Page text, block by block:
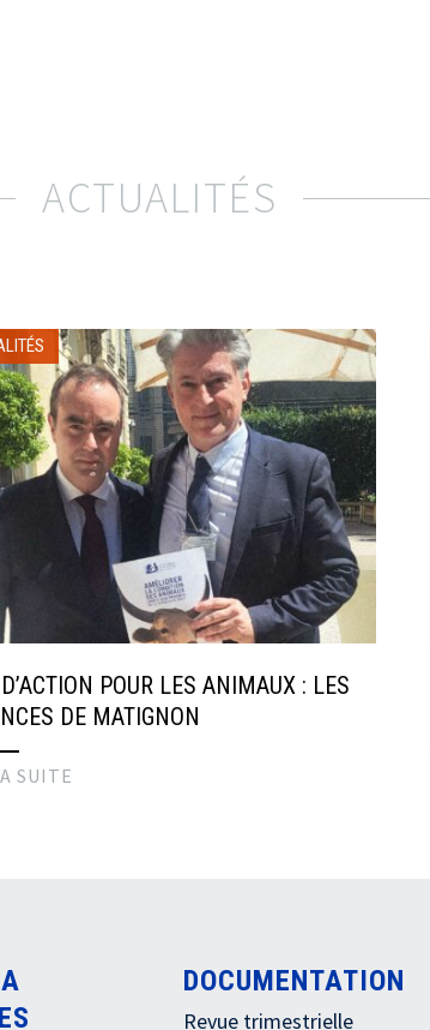
ACTUALITÉS
POUR LES ANIMAUX : LES
DE MATIGNON
SUITE
DOCUMENTATION
Revue trimestrielle